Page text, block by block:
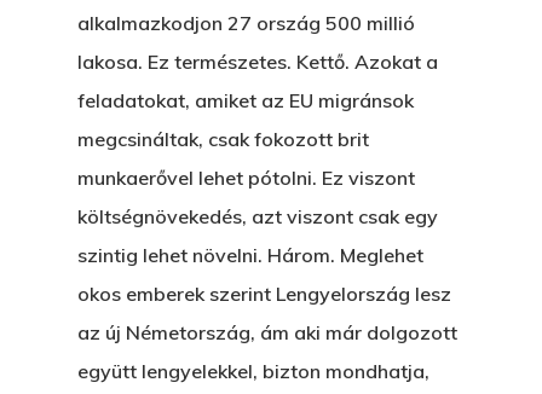
alkalmazkodjon 27 ország 500 millió
lakosa. Ez természetes. Kettő. Azokat a
feladatokat, amiket az EU migránsok
megcsináltak, csak fokozott brit
munkaerővel lehet pótolni. Ez viszont
költségnövekedés, azt viszont csak egy
szintig lehet növelni. Három. Meglehet
okos emberek szerint Lengyelország lesz
az új Németország, ám aki már dolgozott
együtt lengyelekkel, bizton mondhatja,
Ajándék – Karácsonyi
Történetek
EGY LAKTANYÁT,
A PESTIA
Az Elveszett Fejezet
Akkor És Ott
Nem Szégyen Az
És Akkor A Balta
A Pitli
Kapcsolat
Bakker Gyuri
Hírek
Wow Look At This!
This is an optional,
customizable off canvas